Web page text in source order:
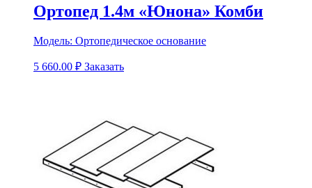
Ортопед 1.4м «Юнона» Комби
Модель: Ортопедическое основание
5 660.00 ₽ Заказать